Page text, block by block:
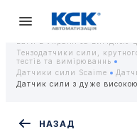
Головна Обладнання
Тензодатчики та
Тензодатчики сили,
тестів та вимірюваннь
Датчики сили Scaime
Датчик сили з дуже
НАЗАД